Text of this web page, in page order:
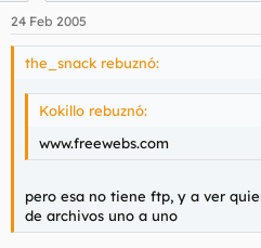
24 Feb 2005
the_snack rebuznó:
Kokillo rebuznó:
www.freewebs.com
pero esa no tiene ftp, y a ver
de archivos uno a uno